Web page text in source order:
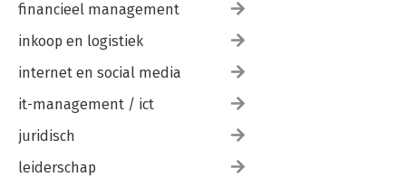
financieel management
inkoop en logistiek
internet en social media
it-management / ict
juridisch
leiderschap